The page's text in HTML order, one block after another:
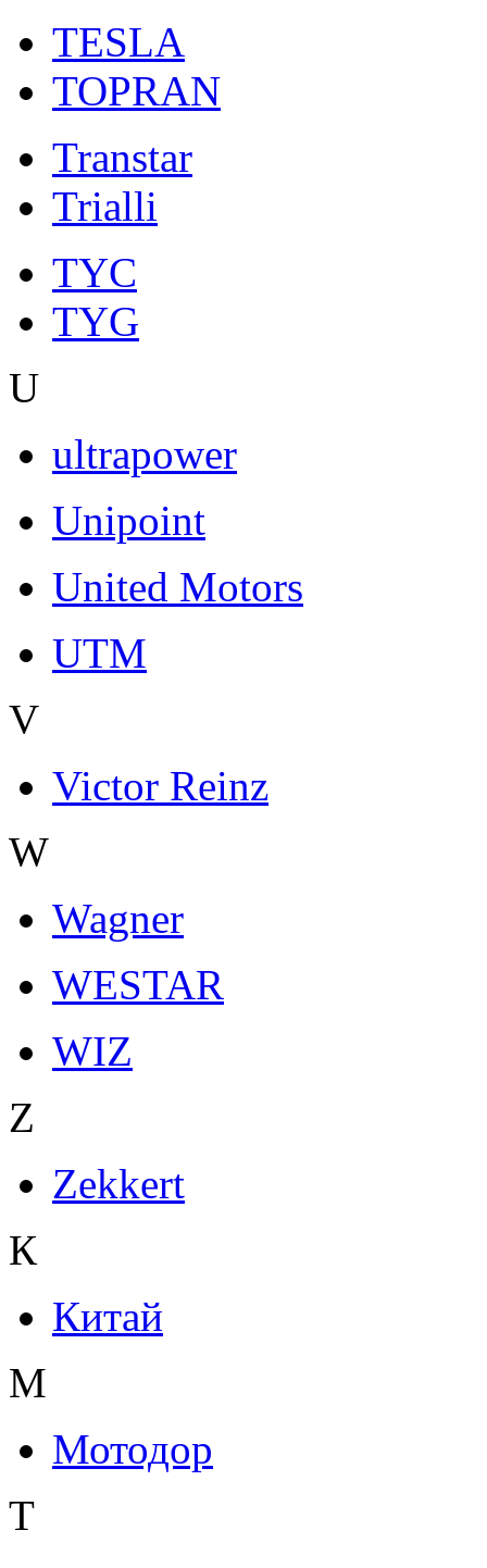
TESLA
TOPRAN
Transtar
Trialli
TYC
TYG
U
ultrapower
Unipoint
United Motors
UTM
V
Victor Reinz
W
Wagner
WESTAR
WIZ
Z
Zekkert
К
Китай
М
Мотодор
Т